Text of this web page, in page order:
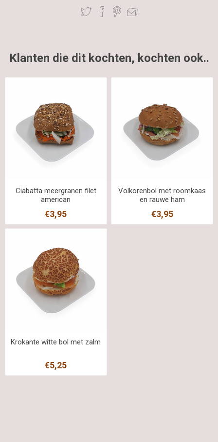
Klanten die dit kochten, kochten ook..
Ciabatta meergranen filet
american
€3,95
Volkorenbol met roomkaas
en rauwe ham
€3,95
Krokante witte bol met zalm
€5,25